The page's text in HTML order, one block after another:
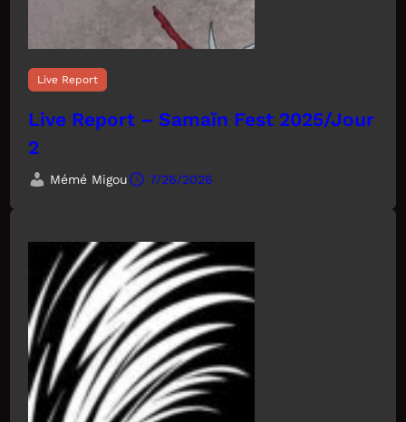
Live Report
Live Report – Samaïn Fest 2025/Jour
2
Mémé Migou 7/26/2026